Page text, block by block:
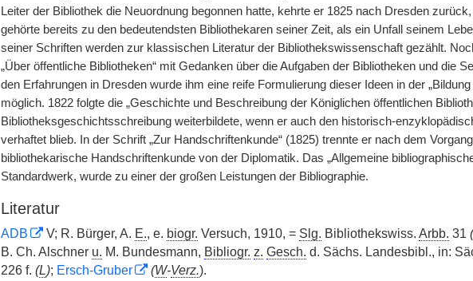
Leiter der Bibliothek die Neuordnung begonnen hatte, kehrte er 1825 nach Dresden
gehörte bereits zu den bedeutendsten Bibliothekaren seiner Zeit, als ein Unfall seinem
seiner Schriften werden zur klassischen Literatur der Bibliothekswissenschaft gezählt.
„Über öffentliche Bibliotheken“ mit Gedanken über die Aufgaben der Bibliotheken und die
den Erfahrungen in Dresden wurde ihm eine reife Formulierung dieser Ideen in der
möglich. 1822 folgte die „Geschichte und Beschreibung der Königlichen öffentlichen
Bibliotheksgeschichtsschreibung weiterbildete, wenn er auch den historisch-
verhaftet blieb. In der Schrift „Zur Handschriftenkunde“ (1825) trennte er nach dem
bibliothekarische Handschriftenkunde von der Diplomatik. Das „Allgemeine
Standardwerk, wurde zu einer der großen Leistungen der Bibliographie.
Literatur
ADB V; R. Bürger, A. E., e. biogr. Versuch, 1910, = Slg. Bibliothekswiss. Arbb. 31 (
B. Ch. Alschner u. M. Bundesmann, Bibliogr. z. Gesch. d. Sächs. Landesbibl., in:
226 f. (L); Ersch-Gruber (W-Verz.).